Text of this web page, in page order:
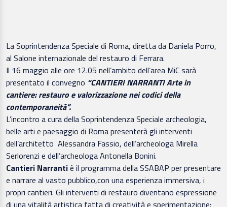
La Soprintendenza Speciale di Roma, diretta da Daniela Porro,
al Salone internazionale del restauro di Ferrara.
Il 16 maggio alle ore 12.05 nell’ambito dell’area MiC sarà
presentato il convegno “CANTIERI NARRANTI Arte in
cantiere: restauro e valorizzazione nei codici della
contemporaneità”.
L’incontro a cura della Soprintendenza Speciale archeologia,
belle arti e paesaggio di Roma presenterà gli interventi
dell’architetto Alessandra Fassio, dell’archeologa Mirella
Serlorenzi e dell’archeologa Antonella Bonini.
Cantieri Narrantiè il programma della SSABAP per presentare
e narrare al vasto pubblico,con una esperienza immersiva, i
propri cantieri. Gli interventi di restauro diventano espressione
di una vitalità artistica fatta di creatività e sperimentazione: